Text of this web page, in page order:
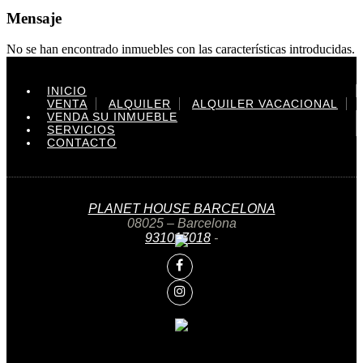
Mensaje
No se han encontrado inmuebles con las características introducidas.
INICIO
VENTA
ALQUILER
ALQUILER VACACIONAL
VENDA SU INMUEBLE
SERVICIOS
CONTACTO
PLANET HOUSE BARCELONA
08025 – Barcelona
931017018 -